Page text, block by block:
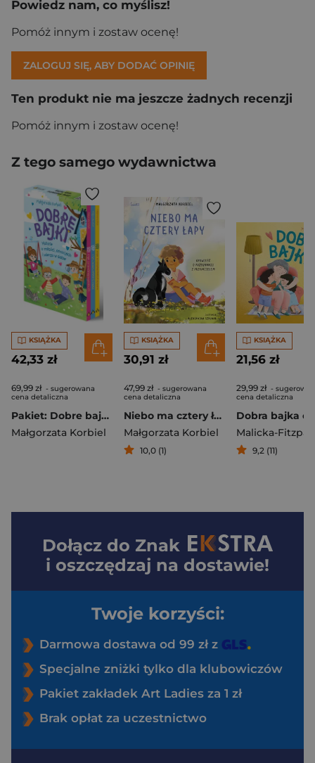
Powiedz nam, co myślisz!
Pomóż innym i zostaw ocenę!
ZALOGUJ SIĘ, ABY DODAĆ OPINIĘ
Ten produkt nie ma jeszcze żadnych recenzji
Pomóż innym i zostaw ocenę!
Z tego samego wydawnictwa
KSIĄŻKA
42,33 zł
69,99 zł - sugerowana
cena detaliczna
Pakiet: Dobre bajki o tym, że najważniejsza jest miłość, Dobre bajki o tym, że wszystkie emocje są w
Małgorzata Korbiel
KSIĄŻKA
30,91 zł
47,99 zł - sugerowana
cena detaliczna
Niebo ma cztery łapy. Opowieść o pożegnaniu z przyjacielem
Małgorzata Korbiel
10,0 (1)
KSIĄŻKA
21,56 zł
29,99 zł -
cena detaliczna
9,2 (11)
Dołącz do Znak
i oszczędzaj na dostawie!
Twoje korzyści:
Darmowa dostawa od 99 zł z
Specjalne zniżki tylko dla klubowiczów
Pakiet zakładek Art Ladies za 1 zł
Brak opłat za uczestnictwo